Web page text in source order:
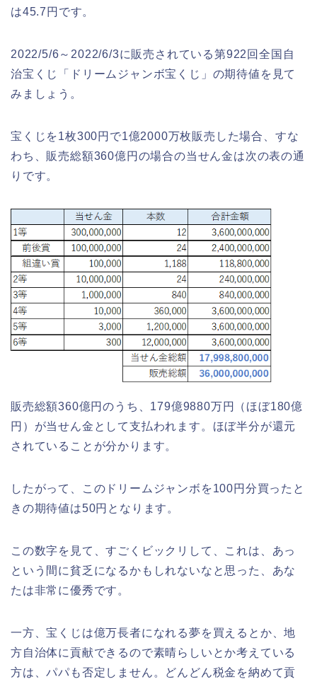
は45.7円です。
2022/5/6～2022/6/3に販売されている第922回全国自
治宝くじ「ドリームジャンボ宝くじ」の期待値を見て
みましょう。
宝くじを1枚300円で1億2000万枚販売した場合、すな
わち、販売総額360億円の場合の当せん金は次の表の通
りです。
販売総額360億円のうち、179億9880万円（ほぼ180億
円）が当せん金として支払われます。ほぼ半分が還元
されていることが分かります。
したがって、このドリームジャンボを100円分買ったと
きの期待値は50円となります。
この数字を見て、すごくビックリして、これは、あっ
という間に貧乏になるかもしれないなと思った、あな
たは非常に優秀です。
一方、宝くじは億万長者になれる夢を買えるとか、地
方自治体に貢献できるので素晴らしいとか考えている
方は、パパも否定しません。どんどん税金を納めて貢